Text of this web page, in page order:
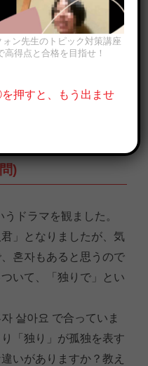
)
ドラマを観ました。
」となりましたが、気
혼자もあると思うので
いて、「独りで」とい
살아요 で合っていま
「独り」が孤独を表す
いがありますか？教え
ォン先生のトピック対策講座
高得点と合格を目指せ！
を押すと、もう出ませ